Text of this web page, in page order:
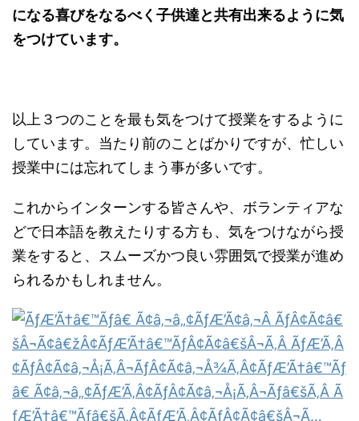
になる喜びをなるべく子供達と共有出来るように気
をつけています。
以上３つのことを最も気をつけて授業をするように
しています。当たり前のことばかりですが、忙しい
授業中には忘れてしまう事が多いです。
これからインターンする皆さんや、ボランティアな
どで日本語を教えたりする方も、気をつけながら授
業をすると、スムーズかつ良い雰囲気で授業が進め
られるかもしれません。